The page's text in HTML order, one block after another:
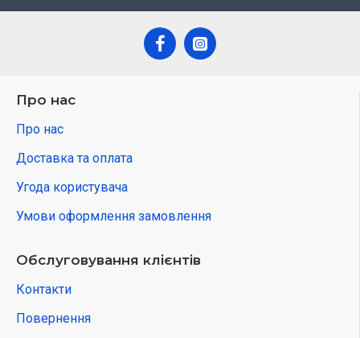
Про нас
Про нас
Доставка та оплата
Угода користувача
Умови оформлення замовлення
Обслуговування клієнтів
Контакти
Повернення